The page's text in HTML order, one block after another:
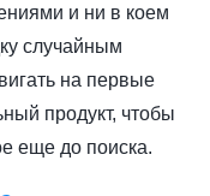
и ни в коем
случайным
на первые
продукт, чтобы
еще до поиска.